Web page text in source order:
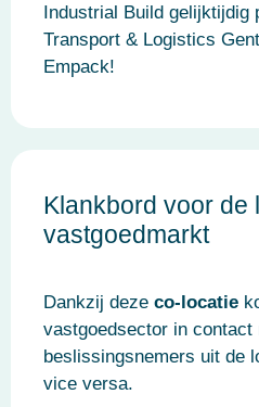
Industrial Build gelijktijdig
Transport & Logistics
Empack!
Klankbord voor de
vastgoedmarkt
Dankzij deze co-locatie
vastgoedsector in contact
beslissingsnemers uit de
vice versa.